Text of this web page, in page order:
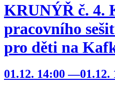
KRUNÝŘ č. 4.
pracovního
pro děti na
01.12. 14:00 —01.12.